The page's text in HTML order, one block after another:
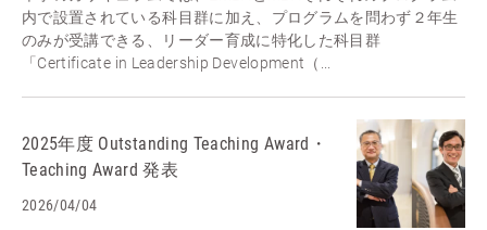
内で設置されている科目群に加え、プログラムを問わず２年生
のみが受講できる、リーダー育成に特化した科目群
「Certificate in Leadership Development（...
2025年度 Outstanding Teaching Award・
Teaching Award 発表
2026/04/04